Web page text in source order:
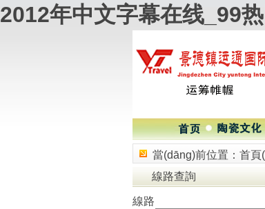
2012年中文字幕在线_99
當(dāng)前位置： 首頁
線路查詢
線路